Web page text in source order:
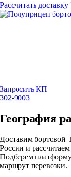
Рассчитать доставку
Запросить КП
302-9003
География
Доставим бортовой
России и
Подберем платформу
маршрут перевозки.